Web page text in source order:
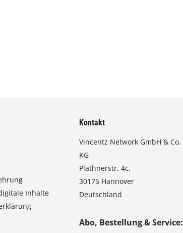
Inhalte
Kontakt
Vincentz Network GmbH & Co.
KG
Plathnerstr. 4c,
30175 Hannover
Deutschland
Abo, Bestellung & Service: